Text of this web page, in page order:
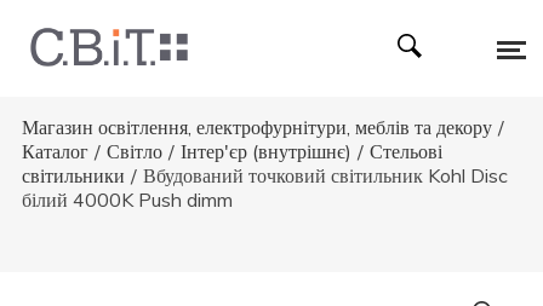
Магазин освітлення, електрофурнітури, меблів та декору /
Каталог / Світло / Інтер'єр (внутрішнє) / Стельові
світильники / Вбудований точковий світильник Kohl Disc
білий 4000K Push dimm